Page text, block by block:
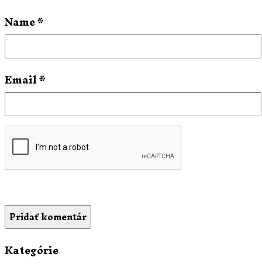
Name*
Email*
Kategórie